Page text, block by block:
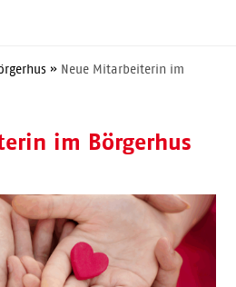
» Neue Mitarbeiterin im
im Börgerhus